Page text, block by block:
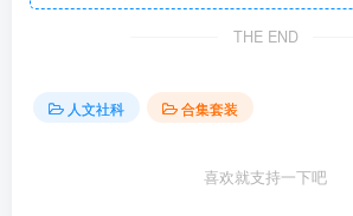
THE END
人文社科 合集套装
喜欢就支持一下吧